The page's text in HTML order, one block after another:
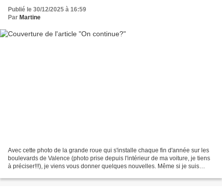
Publié le 30/12/2025 à 16:59
Par Martine
Avec cette photo de la grande roue qui s'installe chaque fin d'année sur les
boulevards de Valence (photo prise depuis l'intérieur de ma voiture, je tiens
à préciser!!!), je viens vous donner quelques nouvelles. Même si je suis